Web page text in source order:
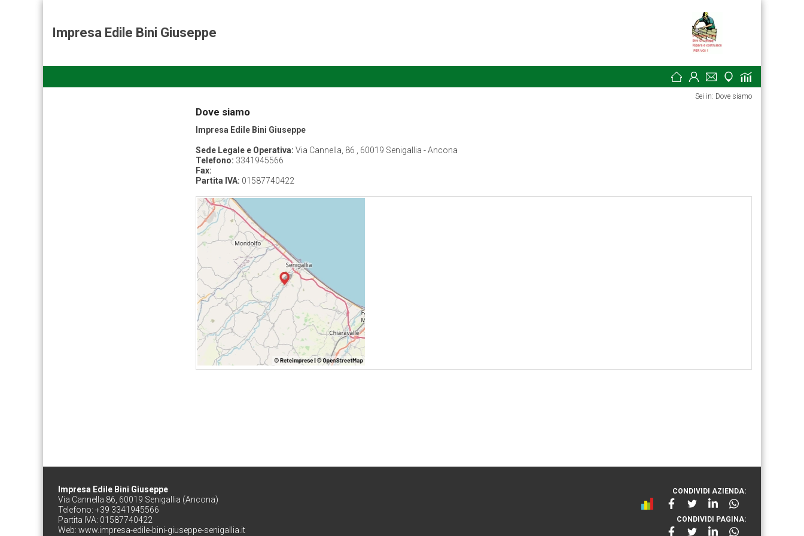
Impresa Edile Bini Giuseppe
Sei in: Dove siamo
Dove siamo
Impresa Edile Bini Giuseppe
Sede Legale e Operativa: Via Cannella, 86 , 60019 Senigallia - Ancona
Telefono: 3341945566
Fax:
Partita IVA: 01587740422
Impresa Edile Bini Giuseppe
Via Cannella 86, 60019 Senigallia (Ancona)
Telefono: +39 3341945566
Partita IVA: 01587740422
Web: www.impresa-edile-bini-giuseppe-senigallia.it
CONDIVIDI AZIENDA:
CONDIVIDI PAGINA: